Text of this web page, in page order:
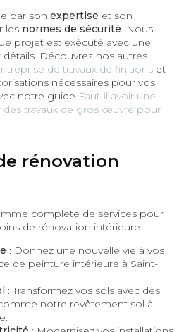
par son expertise et son
les normes de sécurité. Nous
projet est exécuté avec une
Découvrez nos autres
de travaux de finitions et
nécessaires pour vos
notre guide Faut-il avoir une
des travaux de gros œuvre pour
rénovation
complète de services pour
de rénovation intérieure :
: Donnez une nouvelle vie à vos
de peinture intérieure à Saint-
: Transformez vos sols avec des
notre revêtement sol à
.